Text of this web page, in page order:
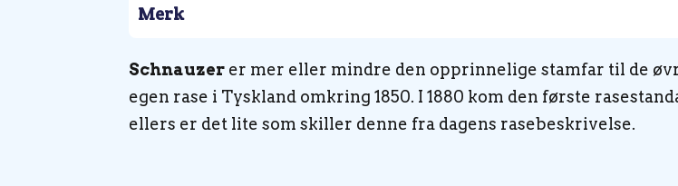
Merk
Schnauzer er mer eller mindre den opprinnelige stamfar til de
egen rase i Tyskland omkring 1850. I 1880 kom den første
ellers er det lite som skiller denne fra dagens rasebeskrivelse.